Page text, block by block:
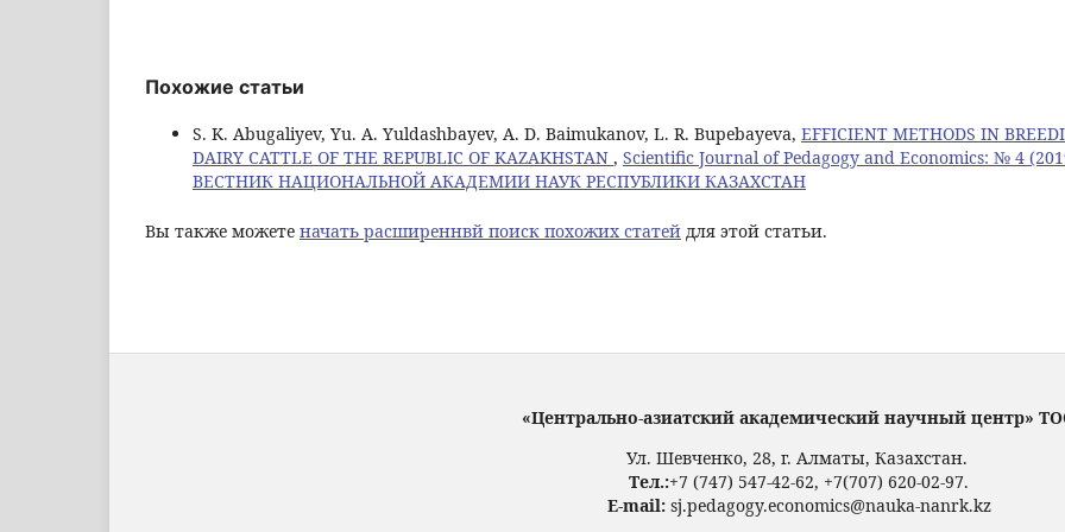
Похожие статьи
S. K. Abugaliyev, Yu. A. Yuldashbayev, A. D. Baimukanov, L. R. Bupebayeva, EFFICIENT METHODS IN
DAIRY CATTLE OF THE REPUBLIC OF KAZAKHSTAN , Scientific Journal of Pedagogy and Economics: № 4
ВЕСТНИК НАЦИОНАЛЬНОЙ АКАДЕМИИ НАУК РЕСПУБЛИКИ КАЗАХСТАН
Вы также можете начать расширеннвй поиск похожих статей для этой статьи.
«Центрально-азиатский академический научный центр»
Ул. Шевченко, 28, г. Алматы, Казахстан.
Тел.:+7 (747) 547-42-62, +7(707) 620-02-97.
E-mail:sj.pedagogy.economics@nauka-nanrk.kz